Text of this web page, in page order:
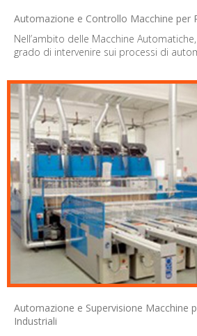
Automazione e Controllo Macchine per
Nell’ambito delle Macchine
grado di intervenire sui processi di
Automazione e Supervisione Macchine
Industriali